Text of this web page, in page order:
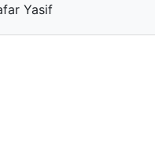
Yasif